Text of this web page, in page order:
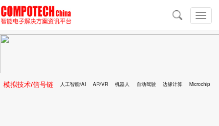
切
换
导
导
航
模拟技术/信号链 人工智能/AI AR/VR 机器人 自动驾驶 边缘计算 Microchip